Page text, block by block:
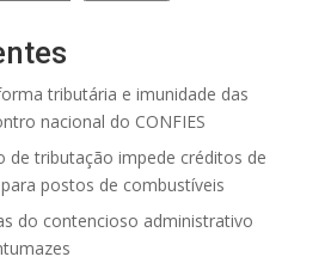
tributária e imunidade das
nacional do CONFIES
de tributação impede créditos de
postos de combustíveis
do contencioso administrativo